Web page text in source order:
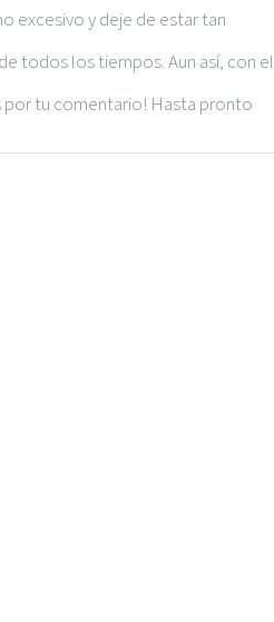
excesivo y deje de estar tan
todos los tiempos. Aun así, con el
por tu comentario! Hasta pronto